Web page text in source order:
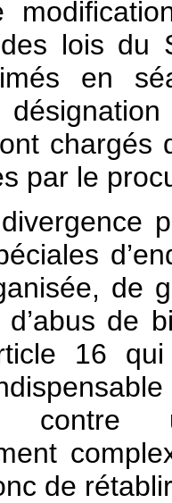
lois du
en
chargés
par le
de
de
16
de